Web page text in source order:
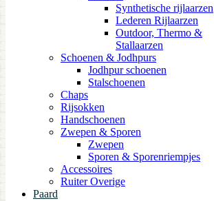
Synthetische rijlaarzen
Lederen Rijlaarzen
Outdoor, Thermo &
Stallaarzen
Schoenen & Jodhpurs
Jodhpur schoenen
Stalschoenen
Chaps
Rijsokken
Handschoenen
Zwepen & Sporen
Zwepen
Sporen & Sporenriempjes
Accessoires
Ruiter Overige
Paard